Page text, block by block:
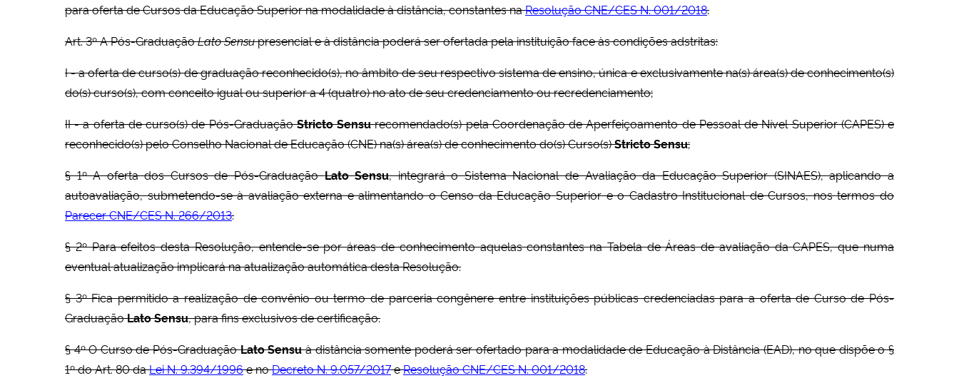
para oferta de Cursos da Educação Superior na modalidade à distância, constantes naResolução CNE/CES N. 001/2018.
Art. 3º A Pós-GraduaçãoLato Sensupresencial e à distância poderá ser ofertada pela instituição face às condições adstritas:
I - a oferta de curso(s) de graduação reconhecido(s), no âmbito de seu respectivo sistema de ensino, única e exclusivamente na(s) área(s) de conhecimento(s)
do(s) curso(s), com conceito igual ou superior a 4 (quatro) no ato de seu credenciamento ou recredenciamento;
II - a oferta de curso(s) de Pós-GraduaçãoStricto Sensurecomendado(s) pela Coordenação de Aperfeiçoamento de Pessoal de Nível Superior (CAPES) e
reconhecido(s) pelo Conselho Nacional de Educação (CNE) na(s) área(s) de conhecimento do(s) Curso(s)Stricto Sensu;
§ 1º A oferta dos Cursos de Pós-GraduaçãoLato Sensu, integrará o Sistema Nacional de Avaliação da Educação Superior (SINAES), aplicando a
autoavaliação, submetendo-se à avaliação externa e alimentando o Censo da Educação Superior e o Cadastro Institucional de Cursos, nos termos do
Parecer CNE/CES N. 266/2013.
§ 2º Para efeitos desta Resolução, entende-se por áreas de conhecimento aquelas constantes na Tabela de Áreas de avaliação da CAPES, que numa
eventual atualização implicará na atualização automática desta Resolução.
§ 3º Fica permitido a realização de convênio ou termo de parceria congênere entre instituições públicas credenciadas para a oferta de Curso de Pós-
GraduaçãoLato Sensu, para fins exclusivos de certificação.
§ 4º O Curso de Pós-GraduaçãoLato Sensuà distância somente poderá ser ofertado para a modalidade de Educação à Distância (EAD), no que dispõe o §
1º do Art. 80 daLei N. 9.394/1996e noDecreto N. 9.057/2017eResolução CNE/CES N. 001/2018.